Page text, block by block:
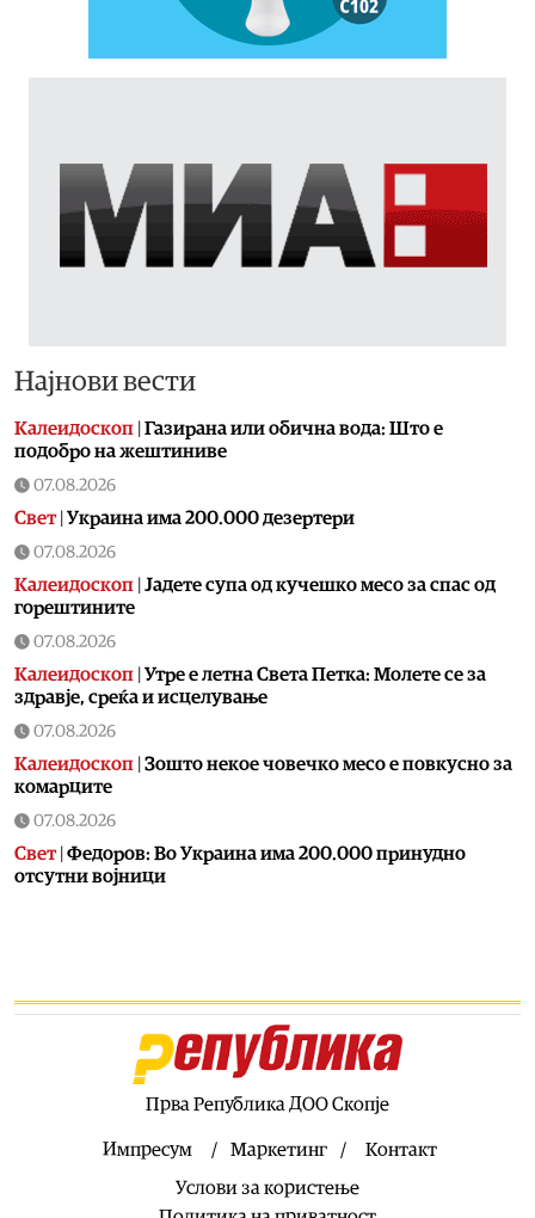
Најнови вести
Калеидоскоп Газирана или обична вода: Што е
подобро на жештиниве
07.08.2026
Свет| Украина има 200.000 дезертери
07.08.2026
Калеидоскоп Jадете супа од кучешко месо за спас од
горештините
07.08.2026
Калеидоскоп Утре е летна Света Петка: Молете се за
здравје, среќа и исцелување
07.08.2026
Калеидоскоп Зошто некое човечко месо е повкусно за
комарците
07.08.2026
Свет| Федоров: Во Украина има 200.000 принудно
отсутни војници
Uncategorized|Пукање во Сарај
ДИК усвои одлука за дополнителни
средства за надоместоци за избирачки одбори и
07.08.2026
Деветнаесетгодишник загина во сообраќајна
несреќа во скопски Бутел
Прва Република ДОО Скопје
Импресум Маркетинг
Контакт
Услови за користење